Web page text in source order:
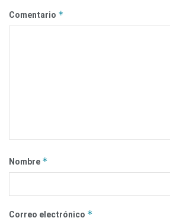
Comentario *
Nombre *
Correo electrónico *